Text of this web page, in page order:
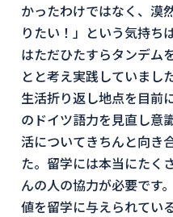
かったわけではなく、漠
りたい！」という気持ち
はただひたすらタンデム
とと考え実践していまし
生活折り返し地点を目前
のドイツ語力を見直し意
活についてきちんと向き
た。留学には本当にたく
んの人の協力が必要です
値を留学に与えられてい